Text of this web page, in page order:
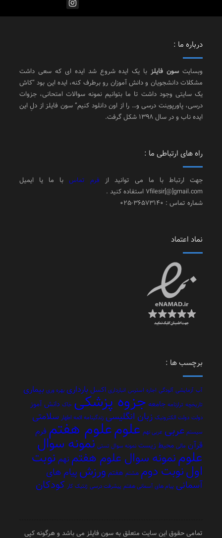
درباره ما :
وبسایت سون فایلزبا یک ایده شروع شد ایده ای که سعی داشت
مشکلات دانشجویان و دانش آموزان رو برطرف کنه، ایده این بود “کاش
یک سایتی وجود داشت تا ما بتوانیم نمونه سوالات امتحانی، جزوات
درسی، پاورپوینت درسی و… را از اون دانلود کنیم” سون فایلز از دلِ این
ایده ناب و در سال 1398 شکل گرفت.
راه های ارتباطی ما :
جهت ارتباط با ما می توانید از فرم تماس با ما یا ایمیل
7filesir[@]gmail.com استفاده کنید .
شماره تماس : 36573140-025
نماد اعتماد
برچسب ها :
آب آزمایشی آلودگی اجاره استرس انبارداری اکسلبارداری بهره وری بیماری
تاریخچه ترازنامه جامعه جزوه پزشکی خاک دانش آموز
دولت دولت الکترونیک زبان انگلیسی زندگینامه ائمه اطهار سلامتی
سیستم عربی عربی نهم علومعلوم هفتمفرم
قرآن مالی محیط زیست نمونه سوال تستی نمونه سوال
علومنمونه سوال علوم هفتمنهم نوبت
اولنوبت دوم هشتم هفتم ورزشپیام های
آسمانی پیام های آسمانی هفتم پیشرفت درسی ژنتیک کار کودکان
تمامی حقوق این سایت متعلق به سون فایلز می باشد و هرگونه کپی